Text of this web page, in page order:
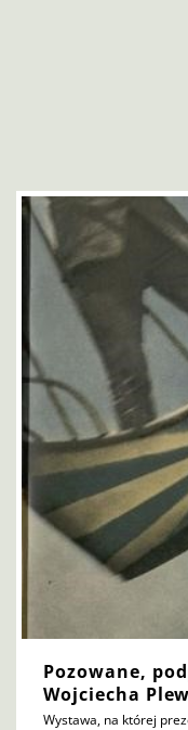
Pozowane,
Wojciecha
Wystawa, na której